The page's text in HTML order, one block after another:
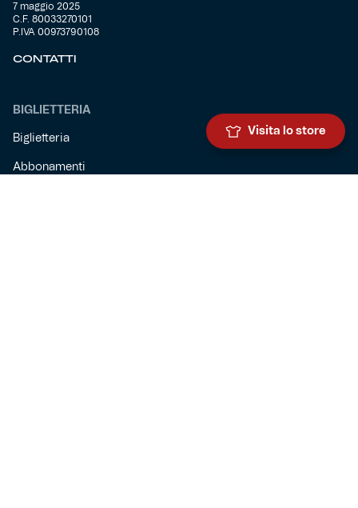
7 maggio 2025
C.F. 80033270101
P.IVA 00973790108
CONTATTI
BIGLIETTERIA
Biglietteria
Abbonamenti
Visita lo store